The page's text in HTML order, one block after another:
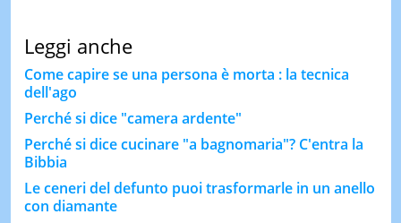
Leggi anche
Come capire se una persona è morta : la tecnica
dell'ago
Perché si dice "camera ardente"
Perché si dice cucinare "a bagnomaria"? C'entra la
Bibbia
Le ceneri del defunto puoi trasformarle in un anello
con diamante